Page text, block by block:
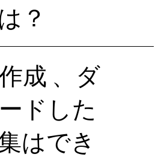
？
成 、ダ
ドした
はでき